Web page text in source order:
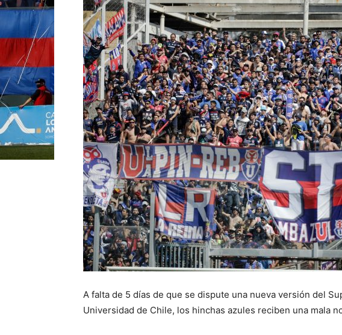
A falta de 5 días de que se dispute una nueva versión del
Universidad de Chile, los hinchas azules reciben una mala